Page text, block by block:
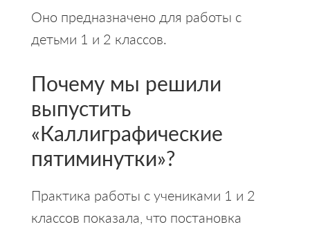
Оно предназначено для работы с
детьми 1 и 2 классов.
Почему мы решили
выпустить
«Каллиграфические
пятиминутки»?
Практика работы с учениками 1 и 2
классов показала, что постановка